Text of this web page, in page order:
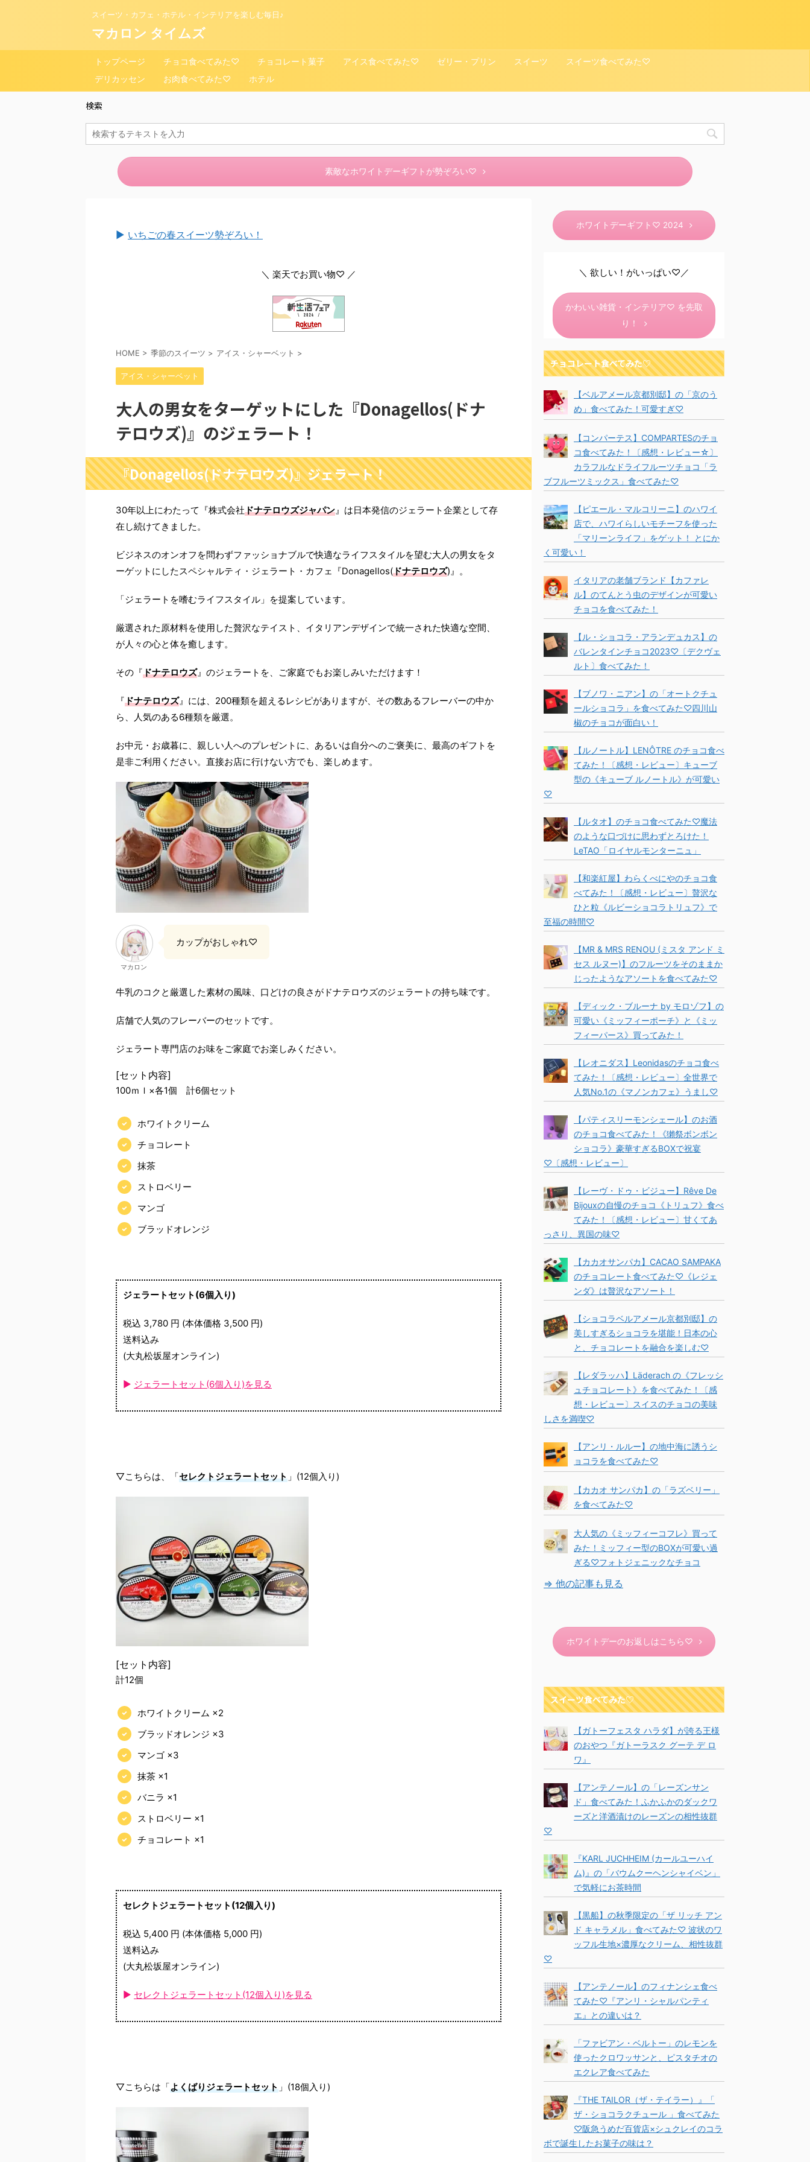
スイーツ・カフェ・ホテル・インテリアを楽しむ毎日♪
マカロン タイムズ
トップページ チョコ食べてみた♡ チョコレート菓子 アイス食べてみた♡ ゼリー・プリン スイーツ
スイーツ食べてみた♡
デリカッセン
お肉食べてみた♡ ホテル
検索
素敵なホワイトデーギフトが勢ぞろい♡
► いちごの春スイーツ勢ぞろい！
＼ 楽天でお買い物♡ ／
HOME > 季節のスイーツ > アイス・シャーベット >
アイス・シャーベット
大人の男女をターゲットにした『Donagellos(ドナ
テロウズ)』のジェラート！
『Donagellos(ドナテロウズ)』ジェラート！
30年以上にわたって『株式会社ドナテロウズジャパン』は日本発信のジェラート企業として存
在し続けてきました。
ビジネスのオンオフを問わずファッショナブルで快適なライフスタイルを望む大人の男女をタ
ーゲットにしたスペシャルティ・ジェラート・カフェ『Donagellos(ドナテロウズ)』。
「ジェラートを嗜むライフスタイル」を提案しています。
厳選された原材料を使用した贅沢なテイスト、イタリアンデザインで統一された快適な空間、
が人々の心と体を癒します。
その『ドナテロウズ』のジェラートを、ご家庭でもお楽しみいただけます！
『ドナテロウズ』には、200種類を超えるレシピがありますが、その数あるフレーバーの中か
ら、人気のある6種類を厳選。
お中元・お歳暮に、親しい人へのプレゼントに、あるいは自分へのご褒美に、最高のギフトを
是非ご利用ください。直接お店に行けない方でも、楽しめます。
マカロン
カップがおしゃれ♡
牛乳のコクと厳選した素材の風味、口どけの良さがドナテロウズのジェラートの持ち味です。
店舗で人気のフレーバーのセットです。
ジェラート専門店のお味をご家庭でお楽しみください。
[セット内容]
100ｍｌ×各1個 計6個セット
ホワイトクリーム
チョコレート
抹茶
ストロベリー
マンゴ
ブラッドオレンジ
ジェラートセット(6個入り)
税込 3,780 円 (本体価格 3,500 円)
送料込み
(大丸松坂屋オンライン)
► ジェラートセット(6個入り)を見る
▽こちらは、「セレクトジェラートセット 」(12個入り)
[セット内容]
計12個
ホワイトクリーム ×2
ブラッドオレンジ ×3
マンゴ ×3
抹茶 ×1
バニラ ×1
ストロベリー ×1
チョコレート ×1
セレクトジェラートセット(12個入り)
税込 5,400 円 (本体価格 5,000 円)
送料込み
(大丸松坂屋オンライン)
► セレクトジェラートセット(12個入り)を見る
▽こちらは「よくばりジェラートセット 」(18個入り)
ホワイトデーギフト♡ 2024
＼ 欲しい！がいっぱい♡／
かわいい雑貨・インテリア♡ を先取
り！
チョコレート食べてみた♡
【ベルアメール京都別邸】の「京のう
め」食べてみた！可愛すぎ♡
【コンパーテス】COMPARTESのチョ
コ食べてみた！〔感想・レビュー☆〕
カラフルなドライフルーツチョコ「ラ
ブフルーツミックス」食べてみた♡
【ピエール・マルコリーニ】のハワイ
店で、ハワイらしいモチーフを使った
「マリーンライフ」をゲット！ とにか
く可愛い！
イタリアの老舗ブランド【カファレ
ル】のてんとう虫のデザインが可愛い
チョコを食べてみた！
【ル・ショコラ・アランデュカス】の
バレンタインチョコ2023♡〔デクヴェ
ルト〕食べてみた！
【ブノワ・ニアン】の「オートクチュ
ールショコラ」を食べてみた♡四川山
椒のチョコが面白い！
【ルノートル】LENÔTRE のチョコ食べ
てみた！〔感想・レビュー〕キューブ
型の《キューブ ルノートル》が可愛い
♡
【ルタオ】のチョコ食べてみた♡魔法
のような口づけに思わずとろけた！
LeTAO「ロイヤルモンターニュ」
【和楽紅屋】わらくべにやのチョコ食
べてみた！〔感想・レビュー〕贅沢な
ひと粒《ルビーショコラトリュフ》で
至福の時間♡
【MR & MRS RENOU (ミスタ アンド ミ
セス ルヌー)】のフルーツをそのままか
じったようなアソートを食べてみた♡
【ディック・ブルーナ by モロゾフ】の
可愛い《ミッフィーポーチ》と《ミッ
フィーパース》買ってみた！
【レオニダス】Leonidasのチョコ食べ
てみた！〔感想・レビュー〕全世界で
人気No.1の《マノンカフェ》うまし♡
【パティスリーモンシェール】のお酒
のチョコ食べてみた！《獺祭ボンボン
ショコラ》豪華すぎるBOXで祝宴
♡〔感想・レビュー〕
【レーヴ・ドゥ・ビジュー】Rêve De
Bijouxの自慢のチョコ《トリュフ》食べ
てみた！〔感想・レビュー〕甘くてあ
っさり、異国の味♡
【カカオサンパカ】CACAO SAMPAKA
のチョコレート食べてみた♡《レジェ
ンダ》は贅沢なアソート！
【ショコラベルアメール京都別邸】の
美しすぎるショコラを堪能！日本の心
と、チョコレートを融合を楽しむ♡
【レダラッハ】Läderach の《フレッシ
ュチョコレート》を食べてみた！〔感
想・レビュー〕スイスのチョコの美味
しさを満喫♡
【アンリ・ルルー】の地中海に誘うシ
ョコラを食べてみた♡
【カカオ サンパカ】の「ラズベリー」
を食べてみた♡
大人気の《ミッフィーコフレ》買って
みた！ミッフィー型のBOXが可愛い過
ぎる♡フォトジェニックなチョコ
⇒ 他の記事も見る
ホワイトデーのお返しはこちら♡
スイーツ食べてみた♡
【ガトーフェスタ ハラダ】が誇る王様
のおやつ『ガトーラスク グーテ デ ロ
ワ』
【アンテノール】の「レーズンサン
ド」食べてみた！ふかふかのダックワ
ーズと洋酒漬けのレーズンの相性抜群
♡
『KARL JUCHHEIM (カールユーハイ
ム)』の「バウムクーヘンシャイベン」
で気軽にお茶時間
【黒船】の秋季限定の「ザ リッチ アン
ド キャラメル」食べてみた♡ 波状のワ
ッフル生地×濃厚なクリーム、相性抜群
♡
【アンテノール】のフィナンシェ食べ
てみた♡『アンリ・シャルパンティ
エ』との違いは？
「ファビアン・ベルトー」のレモンを
使ったクロワッサンと、ピスタチオの
エクレア食べてみた
『THE TAILOR（ザ・テイラー）』「
ザ・ショコラクチュール 」食べてみた
♡阪急うめだ百貨店×シュクレイのコラ
ボで誕生したお菓子の味は？